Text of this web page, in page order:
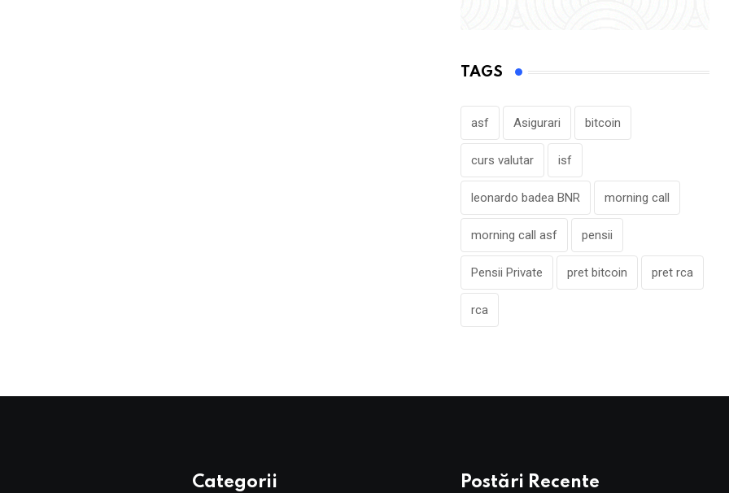
TAGS
asf Asigurari bitcoin
curs valutar isf
leonardo badea BNR morning call
morning call asf pensii
Pensii Private pret bitcoin pret rca
rca
Categorii Postări Recente